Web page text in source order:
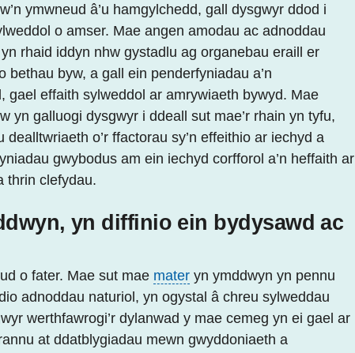
ymwneud â’u hamgylchedd, gall dysgwyr ddod i
o amser. Mae angen amodau ac adnoddau
rhaid iddyn nhw gystadlu ag organebau eraill er
bethau byw, a gall ein penderfyniadau a’n
gael effaith sylweddol ar amrywiaeth bywyd. Mae
yn galluogi dysgwyr i ddeall sut mae’r rhain yn tyfu,
o’r ffactorau sy’n effeithio ar iechyd a
gwybodus am ein iechyd corfforol a’n heffaith ar
thrin clefydau.
yn diffinio ein bydysawd ac
o fater. Mae sut mae mater yn ymddwyn yn pennu
adnoddau naturiol, yn ogystal â chreu sylweddau
werthfawrogi’r dylanwad y mae cemeg yn ei gael ar
at ddatblygiadau mewn gwyddoniaeth a